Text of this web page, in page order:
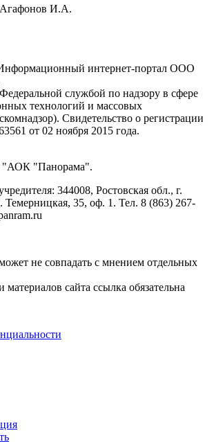
Агафонов И.А.
интернет-портал ООО
службой по надзору в сфере
технологий и массовых
Cвидетельство о регистрации
от 02 ноября 2015 года.
"АОК "Панорама".
344008, Ростовская обл., г.
Темерницкая, 35, оф. 1. Тел. 8 (863) 267-
не совпадать с мнением отдельных
сайта ссылка обязательна